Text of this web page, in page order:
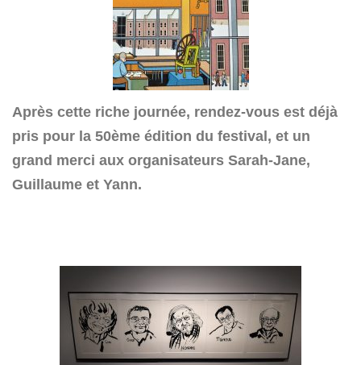
Après cette riche journée, rendez-vous est déjà
pris pour la 50ème édition du festival, et un
grand merci aux organisateurs Sarah-Jane,
Guillaume et Yann.